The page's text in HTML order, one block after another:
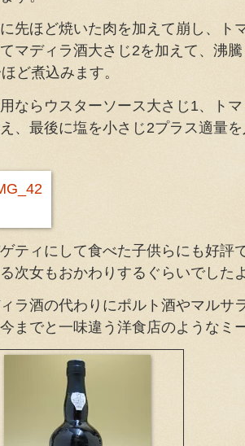
先ほど焼いた肉を加えて崩し、ト
マディラ酒大さじ2を加えて、沸
ど煮込みます。
ならウスターソース大さじ1、ト
、最後に塩を小さじ2プラス適量
ティにして食べた子供らにも好評
次女もおかわりするぐらいでした
ラ酒の代わりにポルト酒やマルサ
までと一味違う洋食店のようなミ